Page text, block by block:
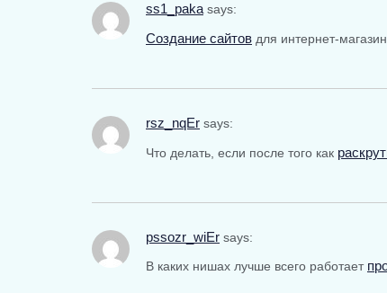
ss1_paka says:
Создание сайтов для интернет-
rsz_nqEr says:
Что делать, если после того как
pssozr_wiEr says:
В каких нишах лучше всего работает